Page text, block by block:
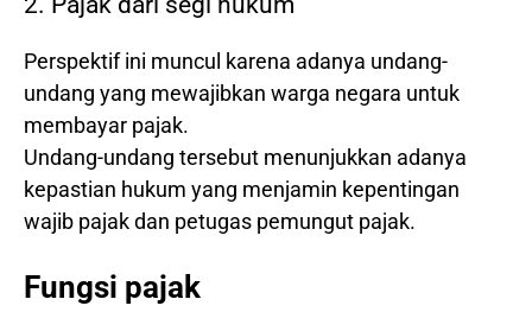
Perspektif ini muncul karena adanya undang-
undang yang mewajibkan warga negara untuk
membayar pajak.
Undang-undang tersebut menunjukkan adanya
kepastian hukum yang menjamin kepentingan
wajib pajak dan petugas pemungut pajak.
Fungsi pajak